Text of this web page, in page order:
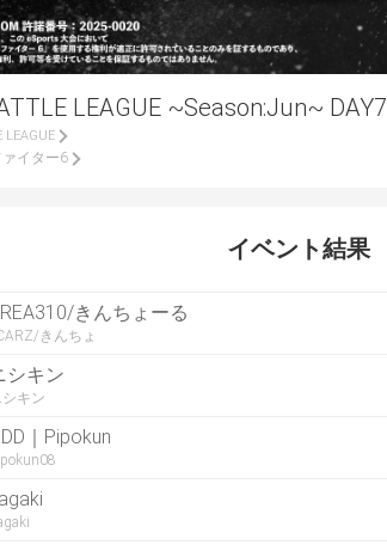
LEAGUE ~Season:Jun~ DAY7
LEAGUE
イター6
イベント結果
きんちょーる
きんちょ
シキン
シキン
｜Pipokun